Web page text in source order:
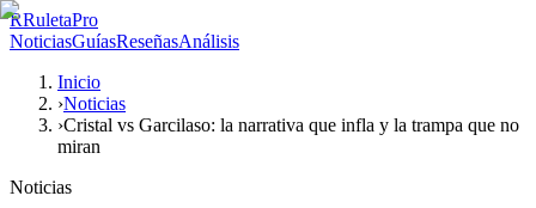
RRuletaPro
NoticiasGuíasReseñasAnálisis
Inicio
›Noticias
›Cristal vs Garcilaso: la narrativa que infla y la trampa que no
miran
Noticias